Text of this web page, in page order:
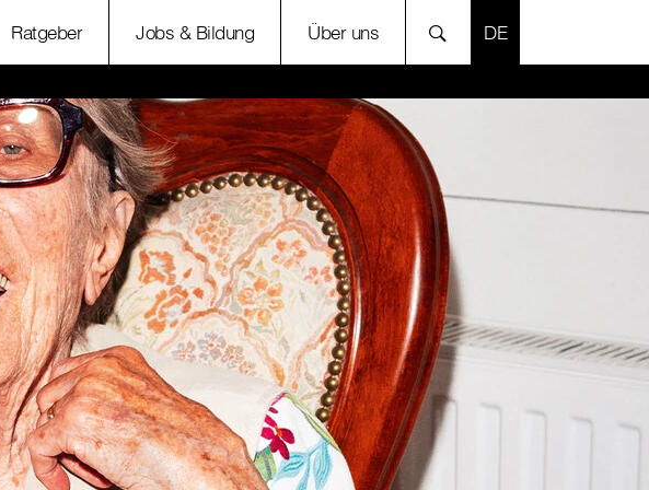
Ratgeber Jobs & Bildung Über uns SPRACHE